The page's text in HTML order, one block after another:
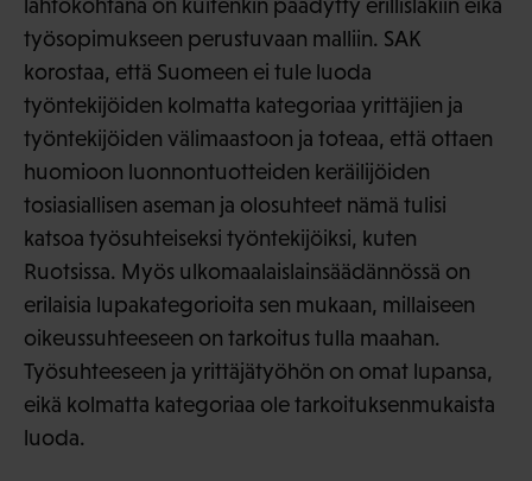
lähtökohtana on kuitenkin päädytty erillislakiin eikä
työsopimukseen perustuvaan malliin. SAK
korostaa, että Suomeen ei tule luoda
työntekijöiden kolmatta kategoriaa yrittäjien ja
työntekijöiden välimaastoon ja toteaa, että ottaen
huomioon luonnontuotteiden keräilijöiden
tosiasiallisen aseman ja olosuhteet nämä tulisi
katsoa työsuhteiseksi työntekijöiksi, kuten
Ruotsissa. Myös ulkomaalaislainsäädännössä on
erilaisia lupakategorioita sen mukaan, millaiseen
oikeussuhteeseen on tarkoitus tulla maahan.
Työsuhteeseen ja yrittäjätyöhön on omat lupansa,
eikä kolmatta kategoriaa ole tarkoituksenmukaista
luoda.